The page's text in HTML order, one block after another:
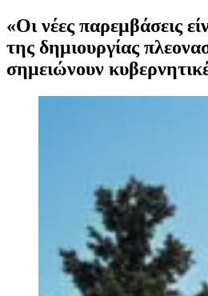
«Οι νέες παρεμβάσεις
της δημιουργίας
σημειώνουν